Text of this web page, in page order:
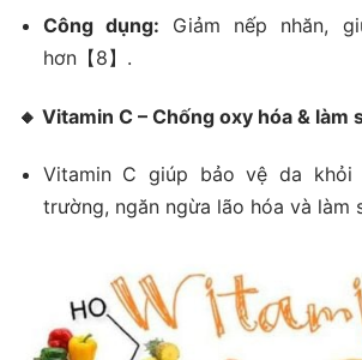
Công dụng: Giảm nếp nhăn,
hơn【8】.
🔸 Vitamin C – Chống oxy hóa & làm
Vitamin C giúp bảo vệ da khỏi
trường, ngăn ngừa lão hóa và làm